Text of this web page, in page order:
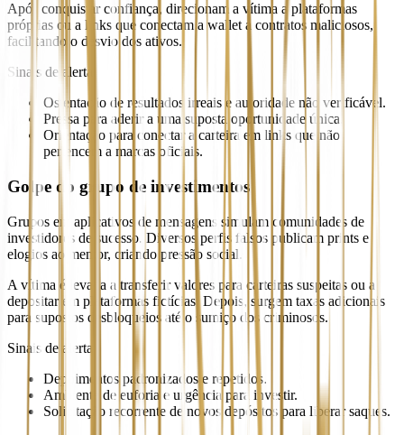
Após conquistar confiança, direcionam a vítima a plataformas
próprias ou a links que conectam a wallet a contratos maliciosos,
facilitando o desvio dos ativos.
Sinais de alerta
Ostentação de resultados irreais e autoridade não verificável.
Pressa para aderir a uma suposta oportunidade única.
Orientação para conectar a carteira em links que não
pertencem a marcas oficiais.
Golpe do grupo de investimentos
Grupos em aplicativos de mensagens simulam comunidades de
investidores de sucesso. Diversos perfis falsos publicam prints e
elogios ao mentor, criando pressão social.
A vítima é levada a transferir valores para carteiras suspeitas ou a
depositar em plataformas fictícias. Depois, surgem taxas adicionais
para supostos desbloqueios até o sumiço dos criminosos.
Sinais de alerta
Depoimentos padronizados e repetidos.
Ambiente de euforia e urgência para investir.
Solicitação recorrente de novos depósitos para liberar saques.